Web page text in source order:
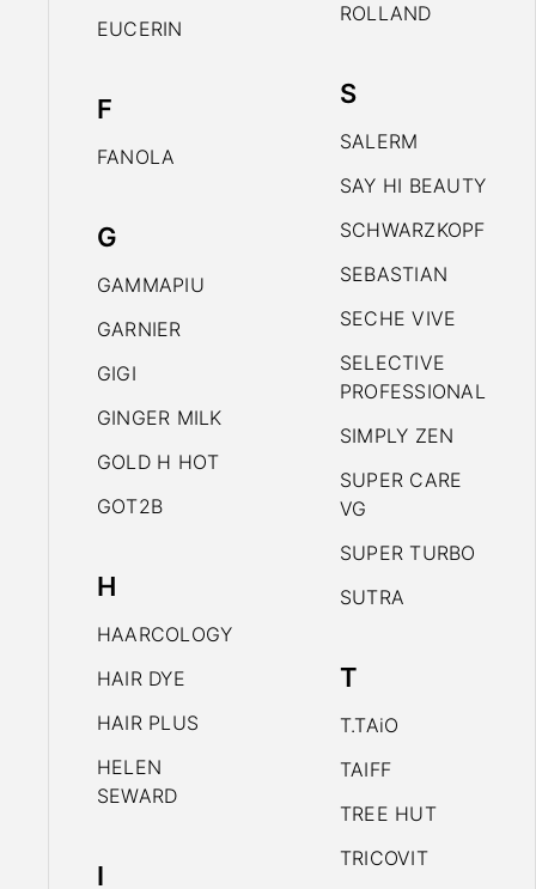
EUCERIN
F
FANOLA
G
GAMMAPIU
GARNIER
GIGI
GINGER MILK
GOLD H HOT
GOT2B
H
HAARCOLOGY
HAIR DYE
HAIR PLUS
HELEN
SEWARD
I
ROLLAND
S
SALERM
SAY HI BEAUTY
SCHWARZKOPF
SEBASTIAN
SECHE VIVE
SELECTIVE
PROFESSIONAL
SIMPLY ZEN
SUPER CARE
VG
SUPER TURBO
SUTRA
T
T.TAiO
TAIFF
TREE HUT
TRICOVIT